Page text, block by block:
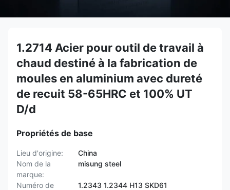
1.2714 Acier pour outil de travail à
chaud destiné à la fabrication de
moules en aluminium avec dureté
de recuit 58-65HRC et 100% UT
D/d
Propriétés de base
Lieu d'origine:
China
Nom de la
marque:
misung steel
Numéro de
1.2343 1.2344 H13 SKD61